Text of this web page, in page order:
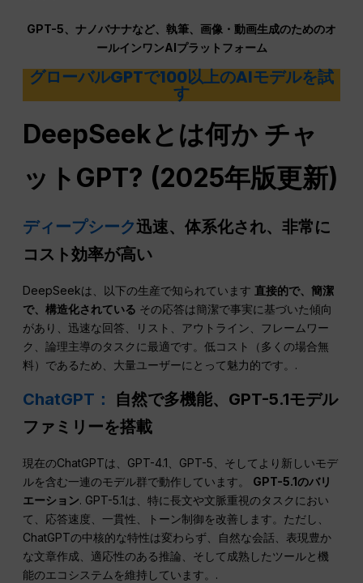
GPT-5、ナノバナナなど、執筆、画像・動画生成のためのオ
ールインワンAIプラットフォーム
グローバルGPTで100以上のAIモデルを試
す
DeepSeekとは何か チャ
ットGPT? (2025年版更新)
ディープシーク迅速、体系化され、非常に
コスト効率が高い
DeepSeekは、以下の生産で知られています 直接的で、簡潔
で、構造化されている その応答は簡潔で事実に基づいた傾向
があり、迅速な回答、リスト、アウトライン、フレームワー
ク、論理主導のタスクに最適です。低コスト（多くの場合無
料）であるため、大量ユーザーにとって魅力的です。.
ChatGPT：
自然で多機能、GPT-5.1モデル
ファミリーを搭載
現在のChatGPTは、GPT-4.1、GPT-5、そしてより新しいモデ
ルを含む一連のモデル群で動作しています。 GPT-5.1のバリ
エーション. GPT-5.1は、特に長文や文脈重視のタスクにおい
て、応答速度、一貫性、トーン制御を改善します。ただし、
ChatGPTの中核的な特性は変わらず、自然な会話、表現豊か
な文章作成、適応性のある推論、そして成熟したツールと機
能のエコシステムを維持しています。.